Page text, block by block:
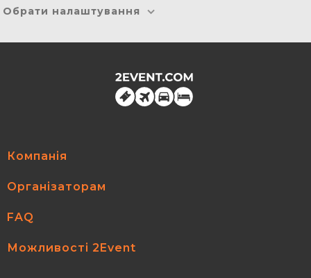
Обрати налаштування
Компанія
Організаторам
FAQ
Можливості 2Event